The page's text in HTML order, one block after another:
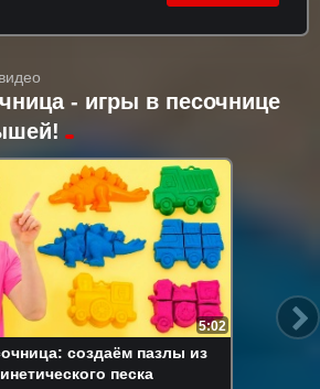
- игры в песочнице
5:02
создаём пазлы из
песка